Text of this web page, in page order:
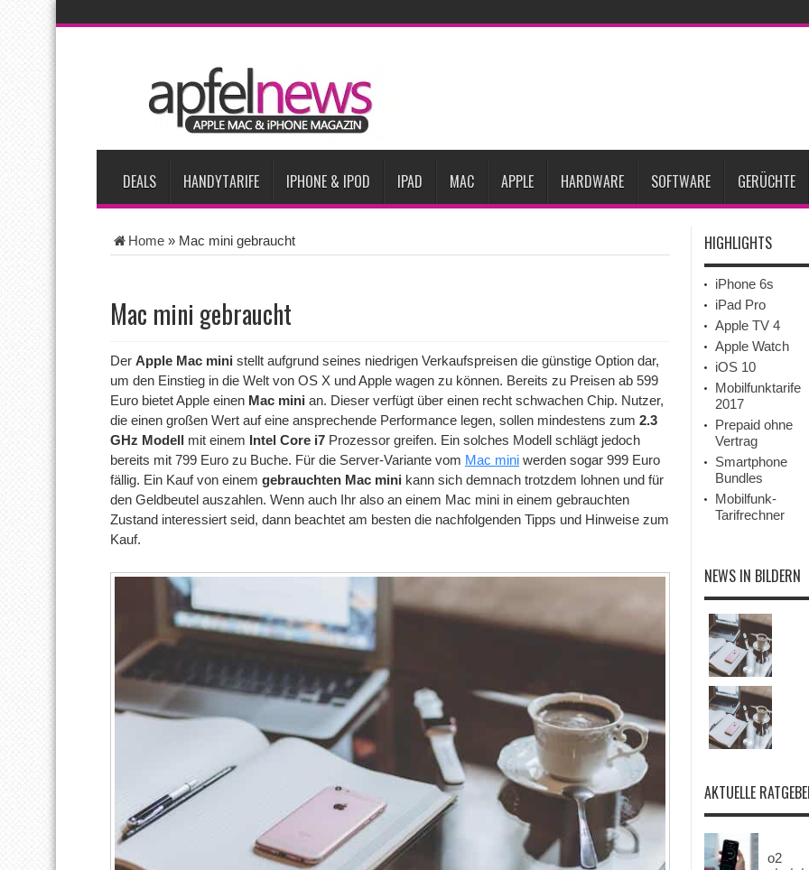
iPhone Ultra lässt Verkauf faltbarer Smartphones 2026 um 20 Prozent steigen
iPhone 18 Pro: Diese 3 großen Upgrades bringt das Top-Modell
iPhone Air 2 für Anfang 2027 erwartet Apples vermutete AirPods mit Kameras sollen bereits im September erscheinen
Apple erzielt 49 Prozent des weltweiten Smartphone-Umsatzes im 2. Quartal
DEALS HANDYTARIFE IPHONE & IPOD IPAD MAC APPLE HARDWARE SOFTWARE GERÜCHTE
Home » Mac mini gebraucht
Mac mini gebraucht
Der Apple Mac mini stellt aufgrund seines niedrigen Verkaufspreisen die günstige Option dar,
um den Einstieg in die Welt von OS X und Apple wagen zu können. Bereits zu Preisen ab 599
Euro bietet Apple einen Mac mini an. Dieser verfügt über einen recht schwachen Chip. Nutzer,
die einen großen Wert auf eine ansprechende Performance legen, sollen mindestens zum 2.3
GHz Modell mit einem Intel Core i7 Prozessor greifen. Ein solches Modell schlägt jedoch
bereits mit 799 Euro zu Buche. Für die Server-Variante vom Mac mini werden sogar 999 Euro
fällig. Ein Kauf von einem gebrauchten Mac mini kann sich demnach trotzdem lohnen und für
den Geldbeutel auszahlen. Wenn auch Ihr also an einem Mac mini in einem gebrauchten
Zustand interessiert seid, dann beachtet am besten die nachfolgenden Tipps und Hinweise zum
Kauf.
HIGHLIGHTS
iPhone 6s
iPad Pro
Apple TV 4
Apple Watch
iOS 10
Mobilfunktarife
2017
Prepaid ohne
Vertrag
Smartphone
Bundles
Mobilfunk-
Tarifrechner
NEWS IN BILDERN
AKTUELLE
o2